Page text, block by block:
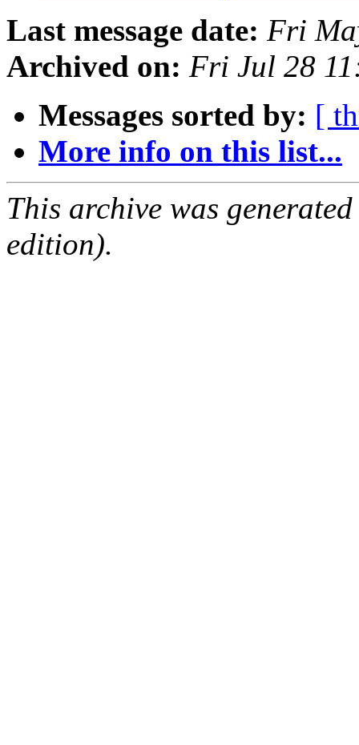
Last message date: Fri
Archived on: Fri Jul 28
Messages sorted by: [
More info on this list...
This archive was
edition).